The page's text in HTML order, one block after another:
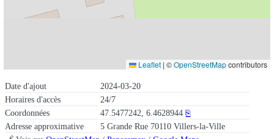
Date d'ajout
2024-03-20
Horaires d'accès
24/7
Coordonnées
47.5477242, 6.4628944 ⎘
Adresse approximative
5 Grande Rue 70110 Villers-la-Ville
Leaflet | ©OpenStreetMapcontributors